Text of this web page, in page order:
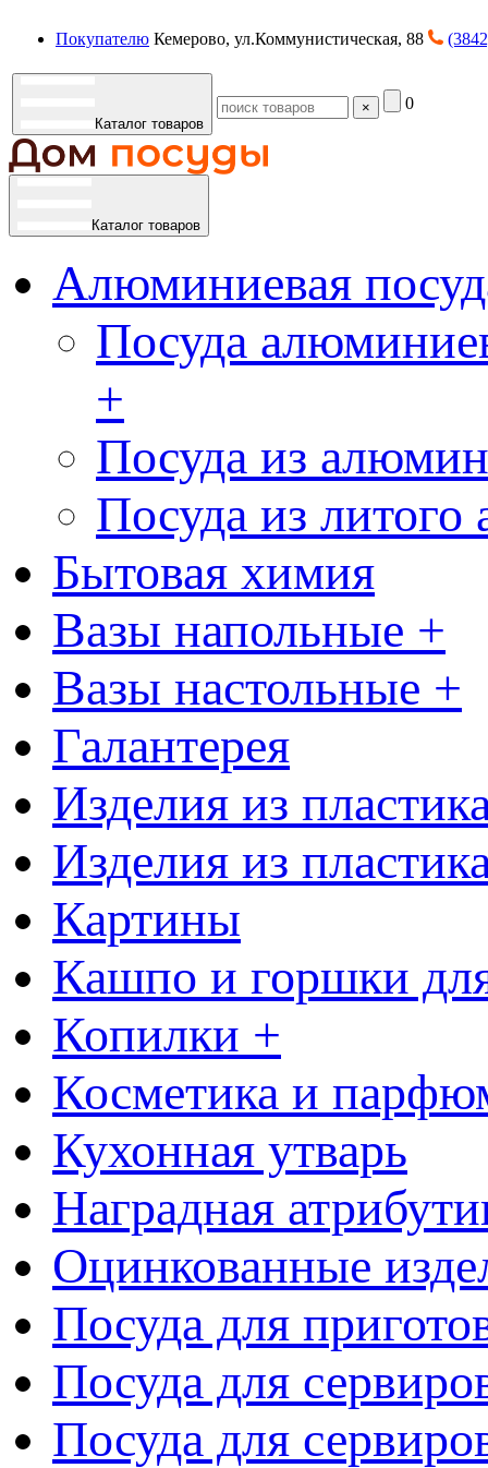
Покупателю Кемерово, ул.Коммунистическая, 88
Каталог товаров
× 0
Каталог товаров
Алюминиевая
Посуда
+
Посуда из
Посуда из
Бытовая химия
Вазы напольные +
Вазы настольные +
Галантерея
Изделия из
Изделия из
Картины
Кашпо и горшки
Копилки +
Косметика и
Кухонная утварь
Наградная
Оцинкованные
Посуда для
Посуда для
Посуда для